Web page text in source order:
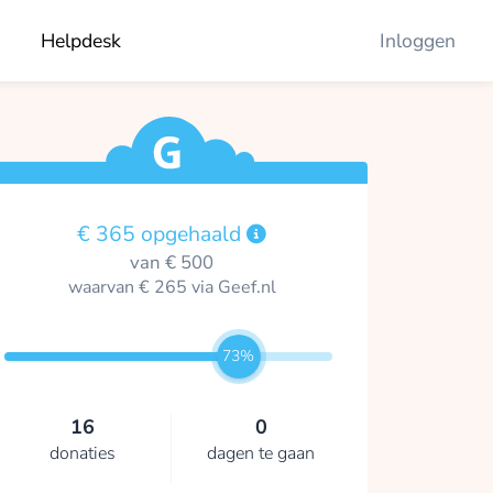
Helpdesk Inloggen
€ 365 opgehaald
van € 500
waarvan € 265 via Geef.nl
73%
16
donaties
0
dagen te gaan